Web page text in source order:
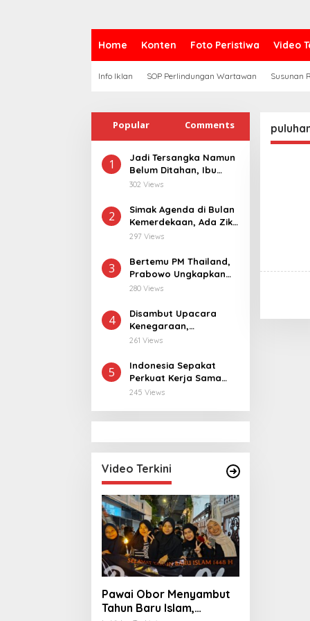
Home Konten Foto Peristiwa Video
Info Iklan SOP Perlindungan Wartawan Susunan
Popular Comments
1
Jadi Tersangka Namun
Belum Ditahan, Ibu
Korban di Pekalongan
Keseriusan Polisi
Tangani Kasus
Rudapksa Sampai
302 Views
2
Simak Agenda di Bulan
Kemerdekaan, Ada Zikir
Bersama Hingga
297 Views
3
Bertemu PM Thailand,
Prabowo Ungkapkan
Duka Cita kepada Putri
Tahun ke Raja Thailand
280 Views
4
Disambut Upacara
Kenegaraan,
Kunjungan PM Anutin
Hubungan Indonesia-
Thailand
261 Views
5
Indonesia Sepakat
Perkuat Kerja Sama
dengan Thailand, dari
245 Views
Video Terkini
Pawai Obor Menyambut
Tahun Baru Islam,